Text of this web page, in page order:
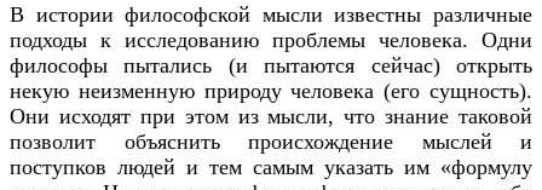
В истории философской мысли известны различные
подходы к исследованию проблемы человека. Одни
философы пытались (и пытаются сейчас) открыть
некую неизменную природу человека (его сущность).
Они исходят при этом из мысли, что знание таковой
позволит объяснить происхождение мыслей и
поступков людей и тем самым указать им «формулу